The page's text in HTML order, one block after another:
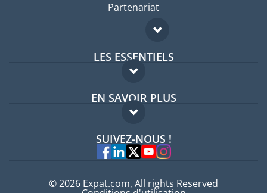
Partenariat
LES ESSENTIELS
Forum expatriés
Guides pays
EN SAVOIR PLUS
FAQ
Experts
SUIVEZ-NOUS !
© 2026 Expat.com, All rights Reserved